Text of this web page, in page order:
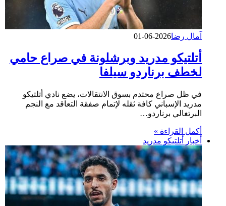
آمال رضا2026-06-01
أتلتيكو مدريد وبرشلونة في صراع حامي
لخطف برناردو سيلفا
في ظل صراع محتدم بسوق الانتقالات، يضع نادي أتلتيكو
مدريد الإسباني كافة ثقله لإتمام صفقة التعاقد مع النجم
البرتغالي برناردو…
أكمل القراءة »
أخبار أتلتيكو مدريد